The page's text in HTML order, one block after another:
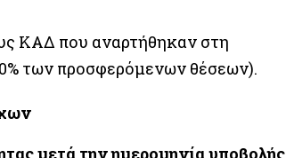
ΚΑΔ που αναρτήθηκαν στη
των προσφερόμενων θέσεων).